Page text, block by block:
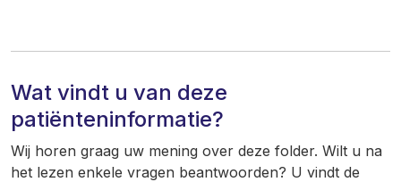
Wat vindt u van deze
patiënteninformatie?
Wij horen graag uw mening over deze folder. Wilt u na
het lezen enkele vragen beantwoorden? U vindt de